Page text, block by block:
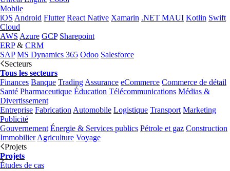
Mobile
iOS Android Flutter React Native Xamarin .NET MAUI Kotlin Swift
Cloud
AWS Azure GCP Sharepoint
ERP& CRM
SAP MS Dynamics 365 Odoo Salesforce
Secteurs
Tous les secteurs
Finances Banque Trading Assurance eCommerce Commerce de détail
Santé Pharmaceutique Éducation Télécommunications Médias &
Divertissement
Entreprise Fabrication Automobile Logistique Transport Marketing
Publicité
Gouvernement Énergie & Services publics Pétrole et gaz Construction
Immobilier Agriculture Voyage
Projets
Projets
Études de cas